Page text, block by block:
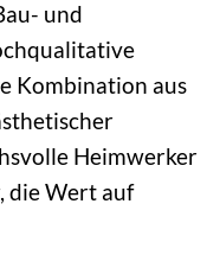
und
Kombination aus
Heimwerker
die Wert auf